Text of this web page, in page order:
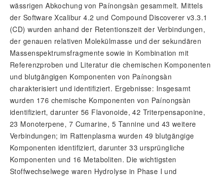
wässrigen Abkochung von Paínongsàn gesammelt. Mittels
der Software Xcalibur 4.2 und Compound Discoverer v3.3.1
(CD) wurden anhand der Retentionszeit der Verbindungen,
der genauen relativen Molekülmasse und der sekundären
Massenspektrumsfragmente sowie in Kombination mit
Referenzproben und Literatur die chemischen Komponenten
und blutgängigen Komponenten von Paínongsàn
charakterisiert und identifiziert. Ergebnisse: Insgesamt
wurden 176 chemische Komponenten von Paínongsàn
identifiziert, darunter 56 Flavonoide, 42 Triterpensaponine,
23 Monoterpene, 7 Cumarine, 5 Tannine und 43 weitere
Verbindungen; im Rattenplasma wurden 49 blutgängige
Komponenten identifiziert, darunter 33 ursprüngliche
Komponenten und 16 Metaboliten. Die wichtigsten
Stoffwechselwege waren Hydrolyse in Phase I und